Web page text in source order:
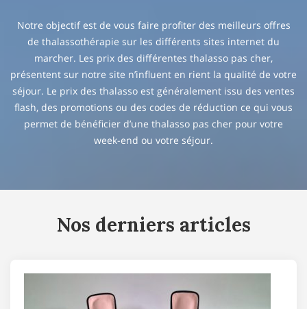
Notre objectif est de vous faire profiter des meilleurs offres
de thalassothérapie sur les différents sites internet du
marcher. Les prix des différentes thalasso pas cher,
présentent sur notre site n’influent en rient la qualité de votre
séjour. Le prix des thalasso est généralement issu des ventes
flash, des promotions ou des codes de réduction ce qui vous
permet de bénéficier d’une thalasso pas cher pour votre
week-end ou votre séjour.
Nos derniers articles